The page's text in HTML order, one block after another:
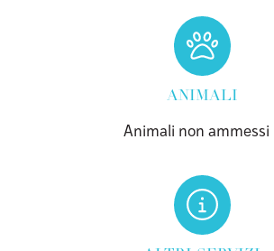
ANIMALI
Animali non ammessi